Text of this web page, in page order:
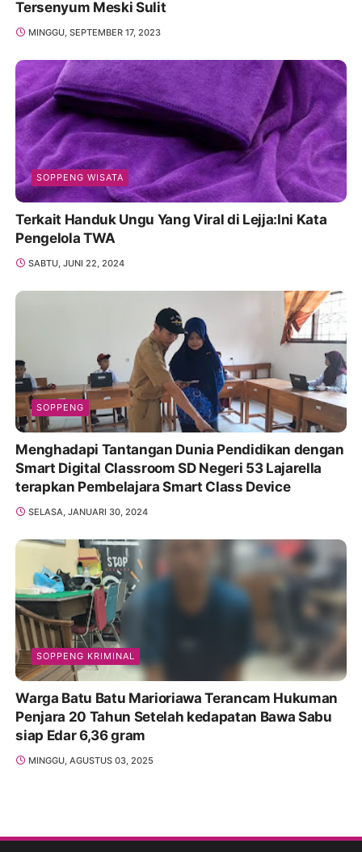
Tersenyum Meski Sulit
MINGGU, SEPTEMBER 17, 2023
SOPPENG WISATA
Terkait Handuk Ungu Yang Viral di Lejja:Ini Kata
Pengelola TWA
SABTU, JUNI 22, 2024
SOPPENG
Menghadapi Tantangan Dunia Pendidikan dengan
Smart Digital Classroom SD Negeri 53 Lajarella
terapkan Pembelajara Smart Class Device
SELASA, JANUARI 30, 2024
SOPPENG KRIMINAL
Warga Batu Batu Marioriawa Terancam Hukuman
Penjara 20 Tahun Setelah kedapatan Bawa Sabu
siap Edar 6,36 gram
MINGGU, AGUSTUS 03, 2025